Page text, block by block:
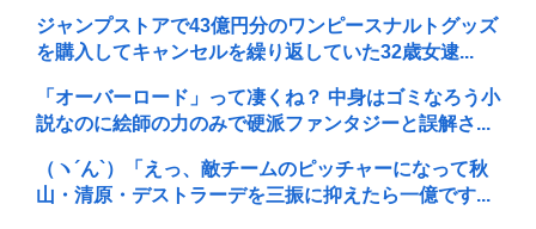
ジャンプストアで43億円分のワンピースナルトグッズ
を購入してキャンセルを繰り返していた32歳女逮...
「オーバーロード」って凄くね？ 中身はゴミなろう小
説なのに絵師の力のみで硬派ファンタジーと誤解さ...
（ヽ´ん`）「えっ、敵チームのピッチャーになって秋
山・清原・デストラーデを三振に抑えたら一億です...